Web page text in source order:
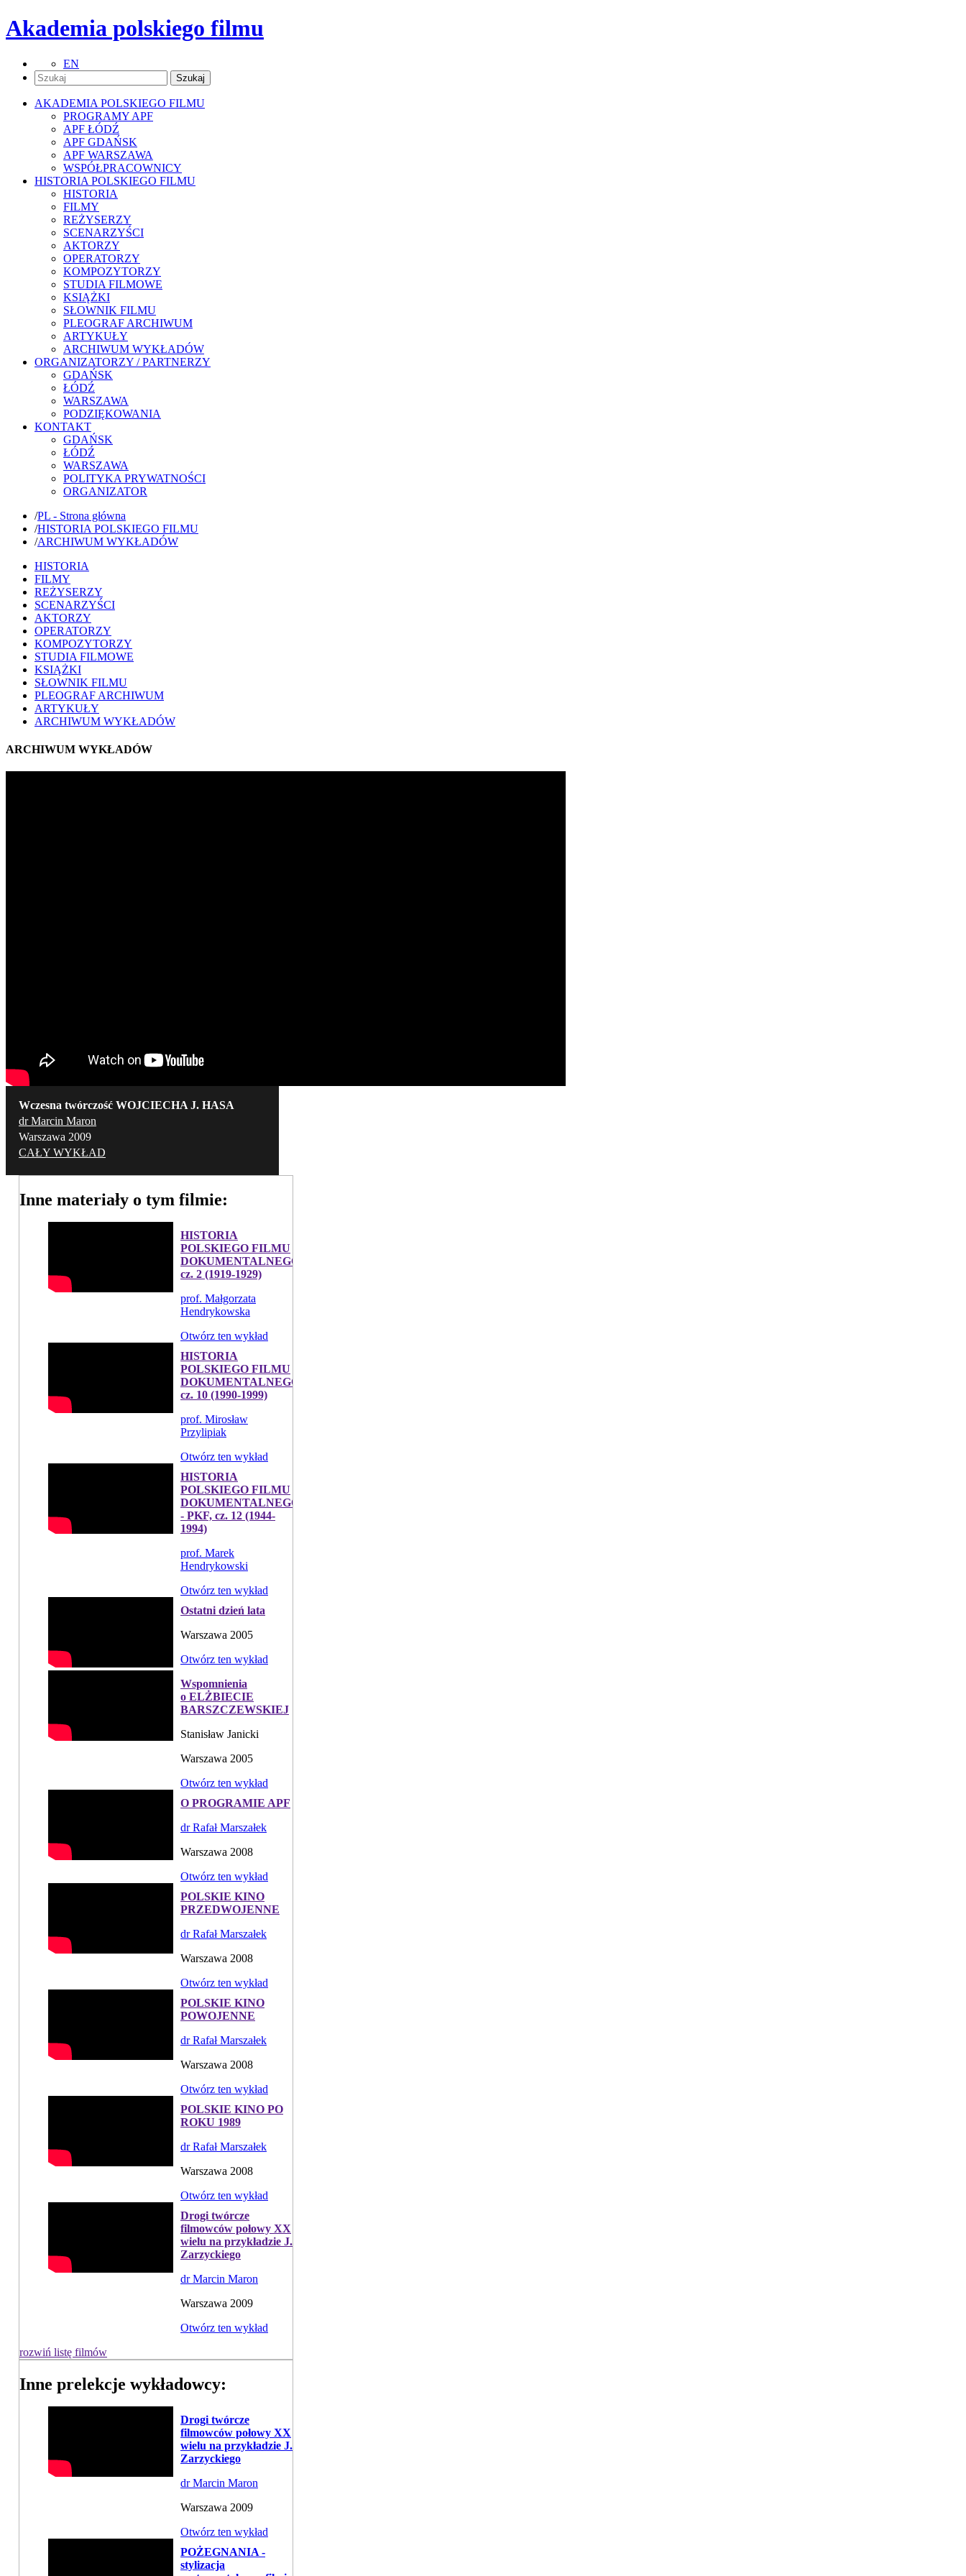
Akademia polskiego filmu
EN
AKADEMIA POLSKIEGO FILMU
PROGRAMY APF
APF ŁÓDŹ
APF GDAŃSK
APF WARSZAWA
WSPÓŁPRACOWNICY
HISTORIA POLSKIEGO FILMU
HISTORIA
FILMY
REŻYSERZY
SCENARZYŚCI
AKTORZY
OPERATORZY
KOMPOZYTORZY
STUDIA FILMOWE
KSIĄŻKI
SŁOWNIK FILMU
PLEOGRAF ARCHIWUM
ARTYKUŁY
ARCHIWUM WYKŁADÓW
ORGANIZATORZY / PARTNERZY
GDAŃSK
ŁÓDŹ
WARSZAWA
PODZIĘKOWANIA
KONTAKT
GDAŃSK
ŁÓDŹ
WARSZAWA
POLITYKA PRYWATNOŚCI
ORGANIZATOR
/PL - Strona główna
/HISTORIA POLSKIEGO FILMU
/ARCHIWUM WYKŁADÓW
HISTORIA
FILMY
REŻYSERZY
SCENARZYŚCI
AKTORZY
OPERATORZY
KOMPOZYTORZY
STUDIA FILMOWE
KSIĄŻKI
SŁOWNIK FILMU
PLEOGRAF ARCHIWUM
ARTYKUŁY
ARCHIWUM WYKŁADÓW
ARCHIWUM WYKŁADÓW
Wczesna twórczość WOJCIECHA J. HASA
dr Marcin Maron
Warszawa 2009
CAŁY WYKŁAD
Inne materiały o tym filmie:
HISTORIA
POLSKIEGO FILMU
DOKUMENTALNEGO,
cz. 2 (1919-1929)
prof. Małgorzata
Hendrykowska
Otwórz ten wykład
HISTORIA
POLSKIEGO FILMU
DOKUMENTALNEGO,
cz. 10 (1990-1999)
prof. Mirosław
Przylipiak
Otwórz ten wykład
HISTORIA
POLSKIEGO FILMU
DOKUMENTALNEGO
- PKF, cz. 12 (1944-
1994)
prof. Marek
Hendrykowski
Otwórz ten wykład
Ostatni dzień lata
Warszawa 2005
Otwórz ten wykład
Wspomnienia
o ELŻBIECIE
BARSZCZEWSKIEJ
Stanisław Janicki
Warszawa 2005
Otwórz ten wykład
O PROGRAMIE APF
dr Rafał Marszałek
Warszawa 2008
Otwórz ten wykład
POLSKIE KINO
PRZEDWOJENNE
dr Rafał Marszałek
Warszawa 2008
Otwórz ten wykład
POLSKIE KINO
POWOJENNE
dr Rafał Marszałek
Warszawa 2008
Otwórz ten wykład
POLSKIE KINO PO
ROKU 1989
dr Rafał Marszałek
Warszawa 2008
Otwórz ten wykład
Drogi twórcze
filmowców połowy XX
wielu na przykładzie J.
Zarzyckiego
dr Marcin Maron
Warszawa 2009
Otwórz ten wykład
rozwiń listę filmów
Inne prelekcje wykładowcy:
Drogi twórcze
filmowców połowy XX
wielu na przykładzie J.
Zarzyckiego
dr Marcin Maron
Warszawa 2009
Otwórz ten wykład
POŻEGNANIA -
stylizacja